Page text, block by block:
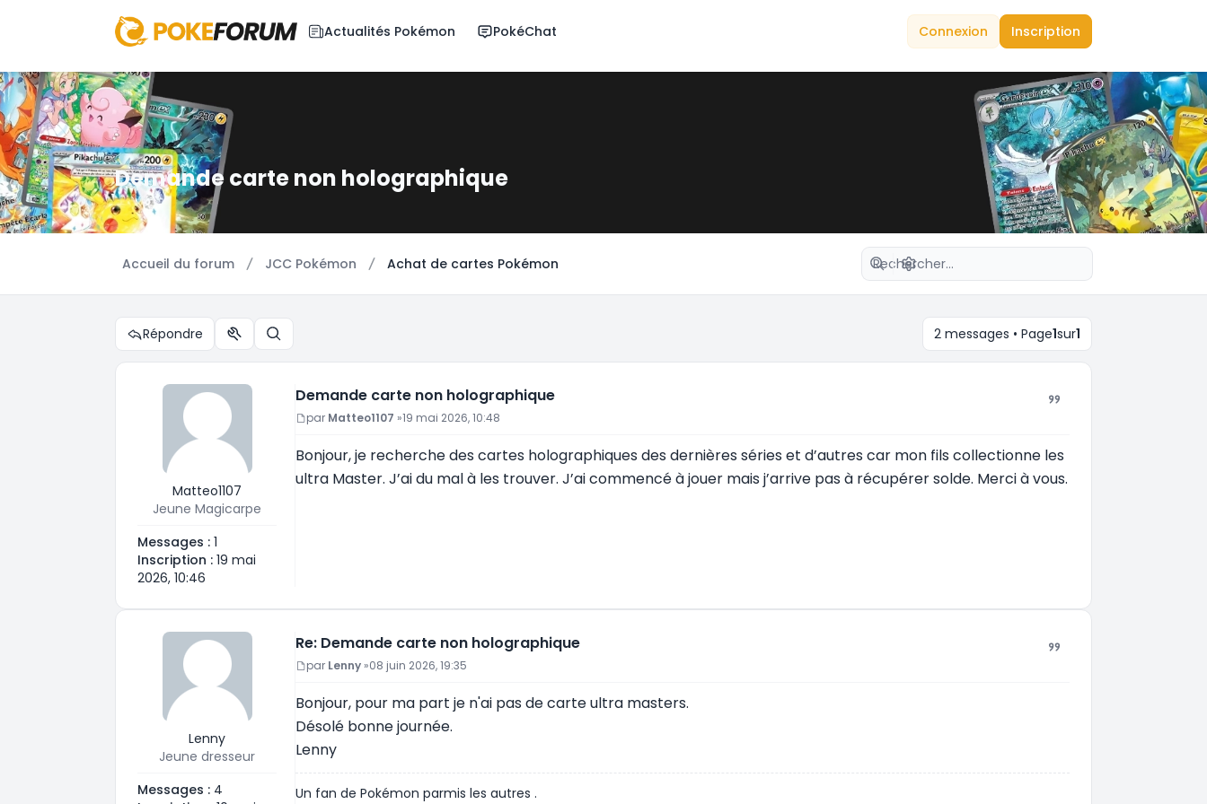
Actualités Pokémon PokéChat Connexion Inscription
Demande carte non holographique
Accueil du forum JCC Pokémon Achat de cartes Pokémon Recherche avancée
Répondre Outils du sujet
Rechercher 2 messages • Page1sur1
Matteo1107
Jeune Magicarpe
Messages : 1
Inscription : 19 mai
2026, 10:46
Demande carte non holographique
Message
par Matteo1107 »19 mai 2026, 10:48
Bonjour, je recherche des cartes holographiques des dernières séries et d’autres car mon fils collectionne les
ultra Master. J’ai du mal à les trouver. J’ai commencé à jouer mais j’arrive pas à récupérer solde. Merci à vous.
Lenny
Jeune dresseur
Messages : 4
Re: Demande carte non holographique
Message
par Lenny »08 juin 2026, 19:35
Bonjour, pour ma part je n'ai pas de carte ultra masters.
Désolé bonne journée.
Lenny
Un fan de Pokémon parmis les autres .